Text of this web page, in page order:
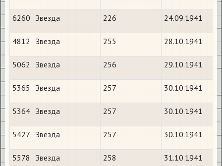
6260 Звезда 226 24.09.1941
4812 Звезда 255 28.10.1941
5062 Звезда 256 29.10.1941
5365 Звезда 257 30.10.1941
5364 Звезда 257 30.10.1941
5427 Звезда 257 30.10.1941
5578 Звезда 258 31.10.1941